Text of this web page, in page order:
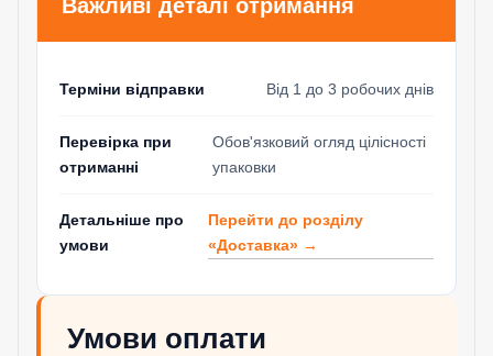
Важливі деталі отримання
Терміни відправки Від 1 до 3 робочих днів
Перевірка при
отриманні
Обов'язковий огляд цілісності
упаковки
Детальніше про
умови
Перейти до розділу
«Доставка» →
Умови оплати